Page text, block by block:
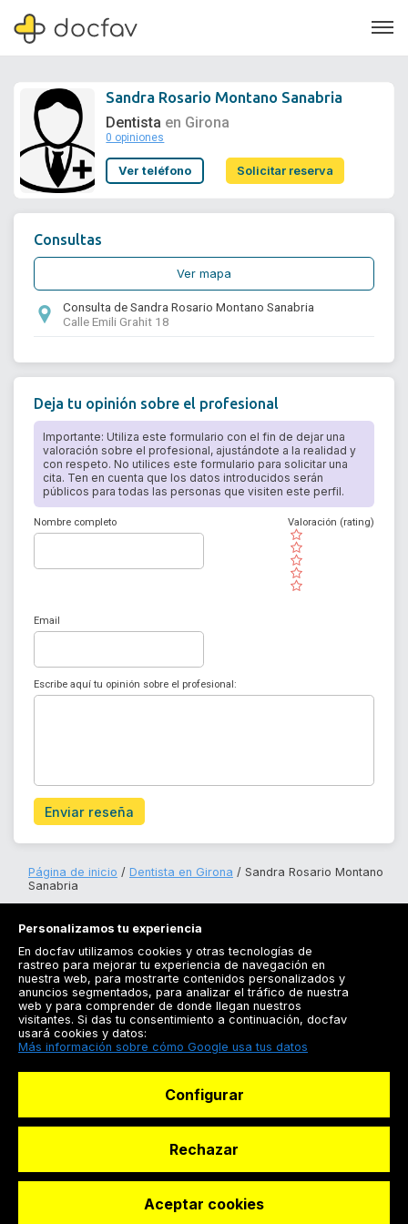
Soporte
Sandra Rosario Montano Sanabria
Dentista en Girona
0 opiniones
Ver teléfono Solicitar reserva
Consultas
Ver mapa
Consulta de Sandra Rosario Montano Sanabria
Calle Emili Grahit 18
Deja tu opinión sobre el profesional
Importante: Utiliza este formulario con el fin de dejar una
valoración sobre el profesional, ajustándote a la realidad y
con respeto. No utilices este formulario para solicitar una
cita. Ten en cuenta que los datos introducidos serán
públicos para todas las personas que visiten este perfil.
Nombre completo
( )
( )
( )
( )
( )
Valoración (rating)
Email
Escribe aquí tu opinión sobre el profesional:
Enviar reseña
Página de inicio Dentista en Girona
Sandra Rosario Montano
Sanabria
Registrarse
Docfav
© Dashboard Technologies S.L
Personalizamos tu experiencia
En docfav utilizamos cookies y otras tecnologías de
rastreo para mejorar tu experiencia de navegación en
nuestra web, para mostrarte contenidos personalizados y
anuncios segmentados, para analizar el tráfico de nuestra
web y para comprender de donde llegan nuestros
visitantes. Si das tu consentimiento a continuación, docfav
usará cookies y datos:
Más información sobre cómo Google usa tus datos
Configurar
Rechazar
Aceptar cookies